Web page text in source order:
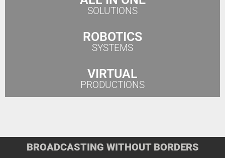
SOLUTIONS
ROBOTICS
SYSTEMS
VIRTUAL
PRODUCTIONS
BROADCASTING WITHOUT BORDERS